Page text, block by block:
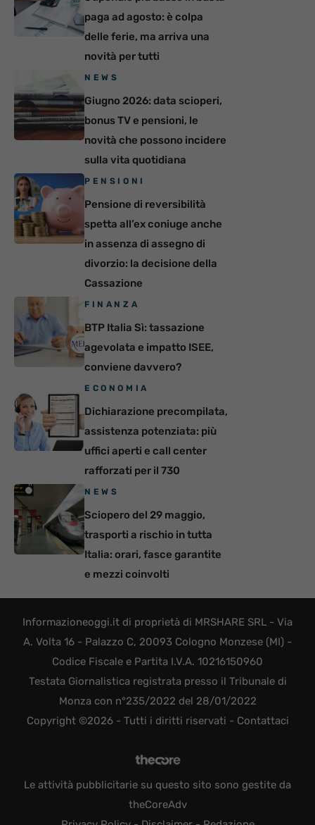
paga ad agosto: è colpa
delle ferie, ma arriva una
novità per tutti
NEWS
Giugno 2026: data scioperi,
bonus TV e pensioni, le
novità che possono incidere
sulla vita quotidiana
PENSIONI
Pensione di reversibilità
spetta all’ex coniuge anche
in assenza di assegno di
divorzio: la decisione della
Cassazione
FINANZA
BTP Italia Sì: tassazione
agevolata e impatto ISEE,
conviene davvero?
ECONOMIA
Dichiarazione precompilata,
assistenza potenziata: più
uffici aperti e call center
rafforzati per il 730
NEWS
Sciopero del 29 maggio,
trasporti a rischio in tutta
Italia: orari, fasce garantite
e mezzi coinvolti
Informazioneoggi.it di proprietà di MRSHARE SRL - Via
A. Volta 16 - Palazzo C, 20093 Cologno Monzese (MI) -
Codice Fiscale e Partita I.V.A. 10216150960
Testata Giornalistica registrata presso il Tribunale di
Monza con n°235/2022 del 28/01/2022
Copyright ©2026 - Tutti i diritti riservati - Contattaci
Le attività pubblicitarie su questo sito sono gestite da
theCoreAdv